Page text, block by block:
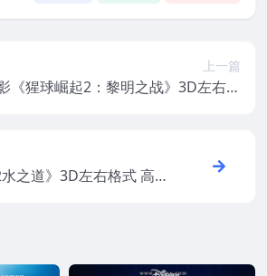
上一篇
《猩球崛起2：黎明之战》3D左右格
之道》3D左右格式 高